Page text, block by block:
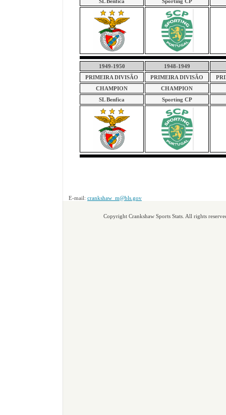
1949-1950
1948-1949
PRIMEIRA DIVISÃO
PRIMEIRA DIVISÃO
CHAMPION
CHAMPION
SL Benfica
Sporting CP
E-mail: crankshaw_m@bls.gov
Copyright Crankshaw Sports Stats. All rights